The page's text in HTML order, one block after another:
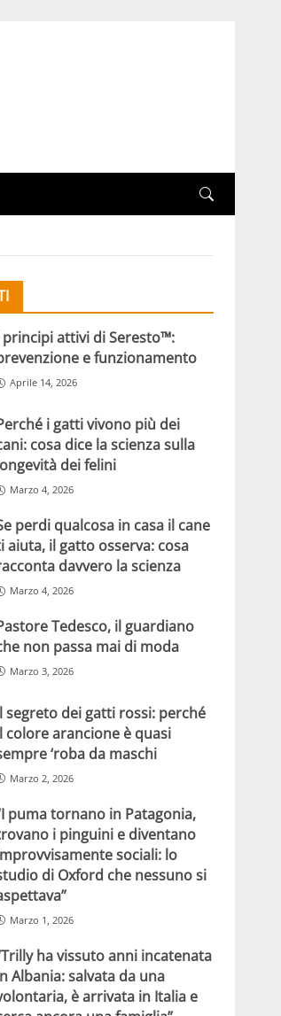
principi attivi di Seresto™:
e funzionamento
Aprile 14, 2026
i gatti vivono più dei
cosa dice la scienza sulla
dei felini
Marzo 4, 2026
perdi qualcosa in casa il cane
aiuta, il gatto osserva: cosa
davvero la scienza
Marzo 4, 2026
Tedesco, il guardiano
non passa mai di moda
Marzo 3, 2026
segreto dei gatti rossi: perché
colore arancione è quasi
‘roba da maschi
Marzo 2, 2026
puma tornano in Patagonia,
i pinguini e diventano
sociali: lo
di Oxford che nessuno si
Marzo 1, 2026
ha vissuto anni incatenata
Albania: salvata da una
è arrivata in Italia e